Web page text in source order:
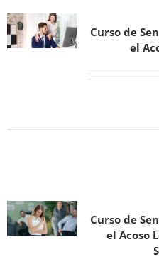
Curso de
el
Curso de
el Acoso